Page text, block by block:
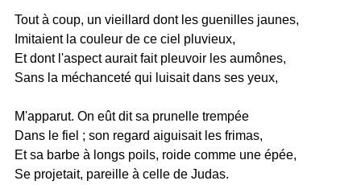
Tout à coup, un vieillard dont les guenilles jaunes,
Imitaient la couleur de ce ciel pluvieux,
Et dont l'aspect aurait fait pleuvoir les aumônes,
Sans la méchanceté qui luisait dans ses yeux,
M'apparut. On eût dit sa prunelle trempée
Dans le fiel ; son regard aiguisait les frimas,
Et sa barbe à longs poils, roide comme une épée,
Se projetait, pareille à celle de Judas.